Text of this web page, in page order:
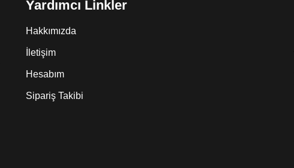
Yardımcı Linkler
Hakkımızda
İletişim
Hesabım
Sipariş Takibi